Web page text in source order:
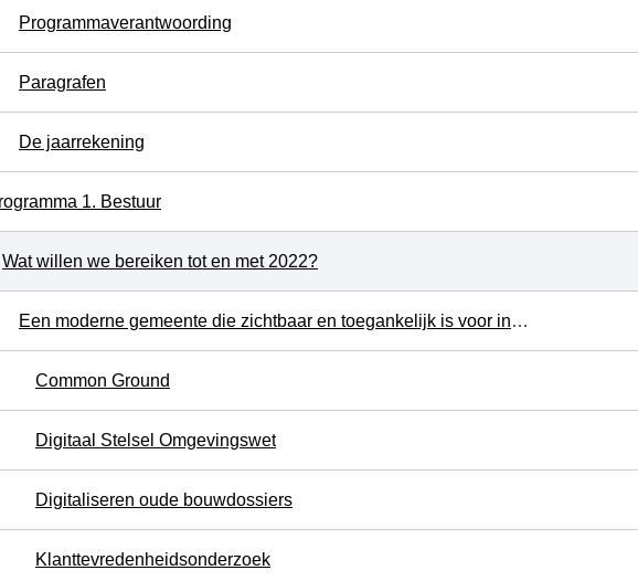
Programmaverantwoording
Paragrafen
De jaarrekening
1. Bestuur
Wat willen we bereiken tot en met 2022?
Een moderne gemeente die zichtbaar en toegankelijk is voor inwoners
Common Ground
Digitaal Stelsel Omgevingswet
Digitaliseren oude bouwdossiers
Klanttevredenheidsonderzoek